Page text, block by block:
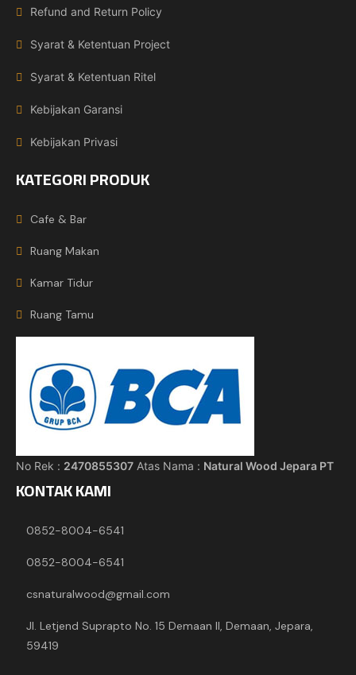
Refund and Return Policy
Syarat & Ketentuan Project
Syarat & Ketentuan Ritel
Kebijakan Garansi
Kebijakan Privasi
KATEGORI PRODUK
Cafe & Bar
Ruang Makan
Kamar Tidur
Ruang Tamu
No Rek : 2470855307 Atas Nama : Natural Wood Jepara PT
KONTAK KAMI
0852-8004-6541
0852-8004-6541
csnaturalwood@gmail.com
Jl. Letjend Suprapto No. 15 Demaan II, Demaan, Jepara,
59419